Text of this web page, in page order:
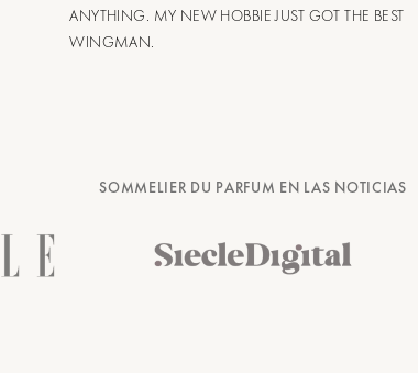
ANYTHING. MY NEW HOBBIE JUST GOT THE BEST
WINGMAN.
SOMMELIER DU PARFUM EN LAS NOTICIAS